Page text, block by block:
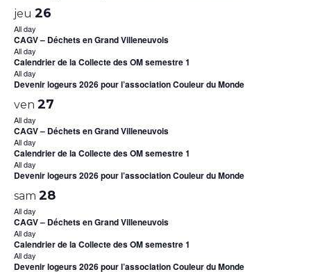
jeu 26
All day
CAGV – Déchets en Grand Villeneuvois
All day
Calendrier de la Collecte des OM semestre 1
All day
Devenir logeurs 2026 pour l’association Couleur du Monde
ven 27
All day
CAGV – Déchets en Grand Villeneuvois
All day
Calendrier de la Collecte des OM semestre 1
All day
Devenir logeurs 2026 pour l’association Couleur du Monde
sam 28
All day
CAGV – Déchets en Grand Villeneuvois
All day
Calendrier de la Collecte des OM semestre 1
All day
Devenir logeurs 2026 pour l’association Couleur du Monde